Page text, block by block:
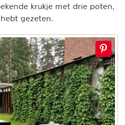
krukje met drie poten,
gezeten.